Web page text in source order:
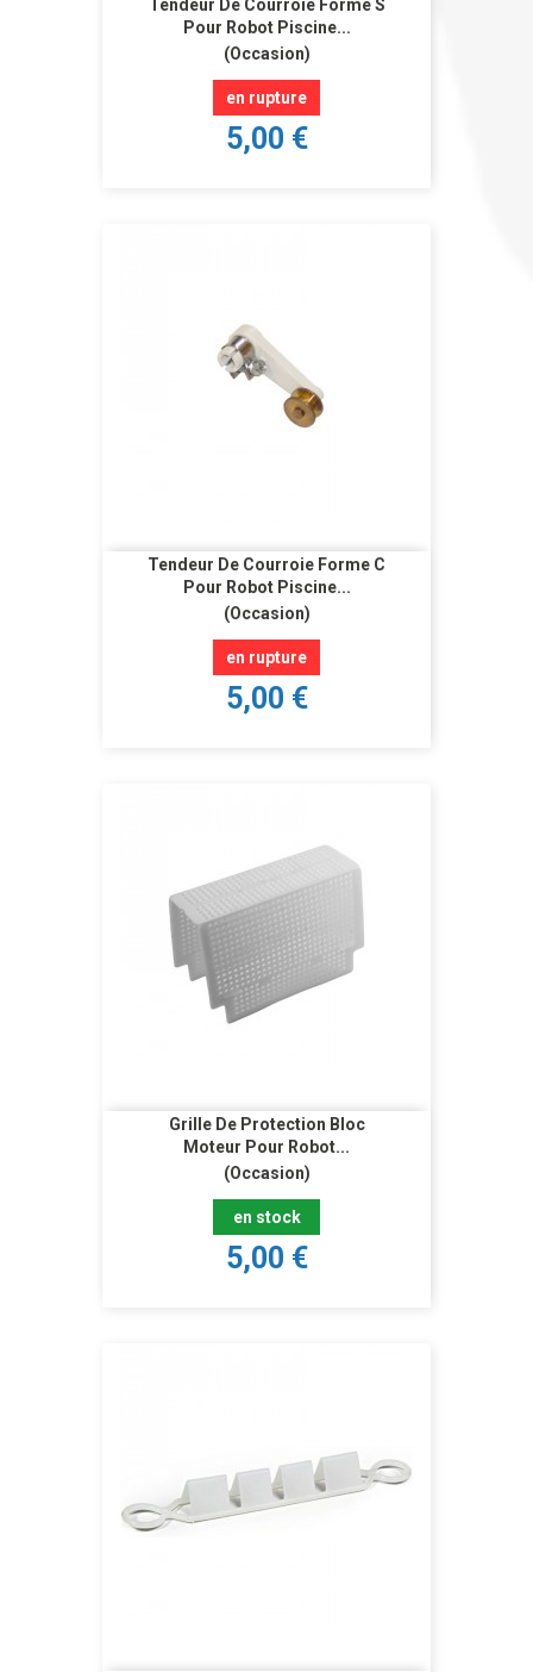
Tendeur De Courroie Forme S
Pour Robot Piscine...
(Occasion)
en rupture
5,00 €
Tendeur De Courroie Forme C
Pour Robot Piscine...
(Occasion)
en rupture
5,00 €
Grille De Protection Bloc
Moteur Pour Robot...
(Occasion)
en stock
5,00 €